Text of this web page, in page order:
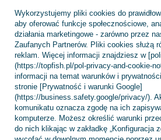
INFORMACJE
POMOC
Wykorzystujemy pliki cookies do
aby oferować funkcje społecznościowe,
działania marketingowe - zarówno przez
Zaufanych Partnerów. Pliki cookies służą
reklam. Więcej informacji znajdziesz w
(https://topfish.pl/pol-privacy-and-cookie-
informacji na temat warunków i
stronie [Prywatność i warunki Google]
(https://business.safety.google/privacy/).
komunikatu oznacza zgodę na ich
komputerze. Możesz określić warunki
do nich klikając w zakładkę „Konfiguracja